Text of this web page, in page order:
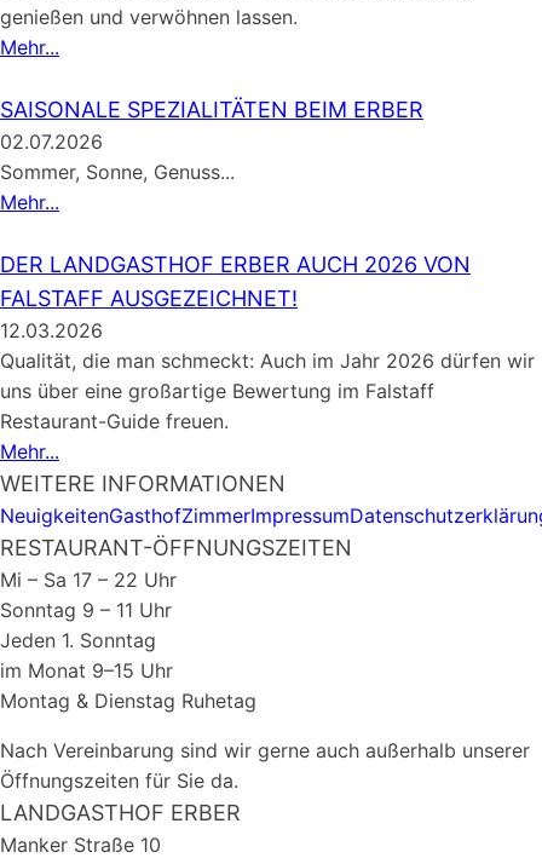
genießen und verwöhnen lassen.
Mehr...
SAISONALE SPEZIALITÄTEN BEIM ERBER
02.07.2026
Sommer, Sonne, Genuss...
Mehr...
DER LANDGASTHOF ERBER AUCH 2026 VON
FALSTAFF AUSGEZEICHNET!
12.03.2026
Qualität, die man schmeckt: Auch im Jahr 2026 dürfen wir
uns über eine großartige Bewertung im Falstaff
Restaurant-Guide freuen.
Mehr...
WEITERE INFORMATIONEN
NeuigkeitenGasthofZimmerImpressum
RESTAURANT-ÖFFNUNGSZEITEN
Mi – Sa 17 – 22 Uhr
Sonntag 9 – 11 Uhr
Jeden 1. Sonntag
im Monat 9–15 Uhr
Montag & Dienstag Ruhetag
Nach Vereinbarung sind wir gerne auch außerhalb unserer
Öffnungszeiten für Sie da.
LANDGASTHOF ERBER
Manker Straße 10